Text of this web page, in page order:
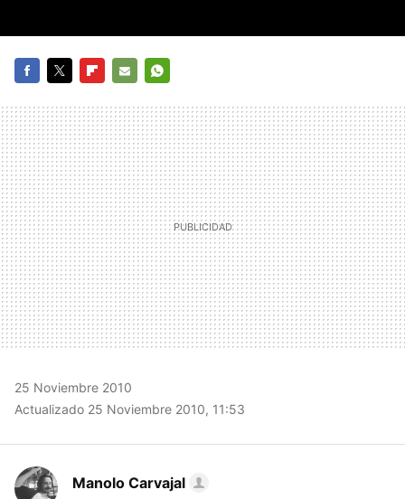
MAIL
25 Noviembre 2010
Actualizado 25 Noviembre 2010, 11:53
Manolo Carvajal